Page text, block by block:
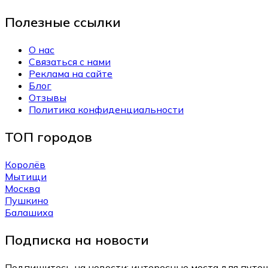
Полезные ссылки
О нас
Связаться с нами
Реклама на сайте
Блог
Отзывы
Политика конфиденциальности
ТОП городов
Королёв
Мытищи
Москва
Пушкино
Балашиха
Подписка на новости